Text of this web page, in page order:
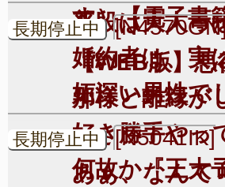
す）【電子書
普段は大人っ
婚約者は、実
妬深い男性で
長期停止中
【WEB版】悪
那様と離縁が
好き勝手やっ
何故か『王太
長期停止中 [N5041IK]
あぁ、なんて